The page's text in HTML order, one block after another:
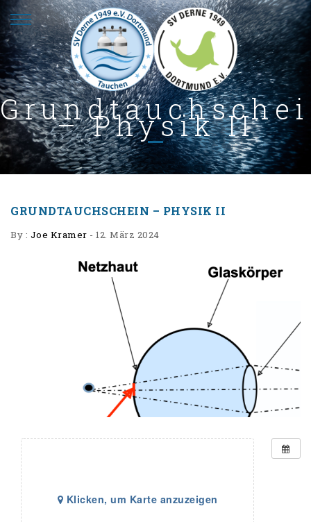
– Physik II
GRUNDTAUCHSCHEIN – PHYSIK II
By : Joe Kramer - 12. März 2024
Klicken, um Karte anzuzeigen